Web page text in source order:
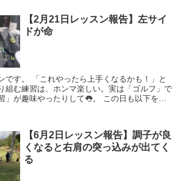
【2月21日レッスン報告】左サイ
ドが命
なるかも！」と
組む練習は、ホンマ楽しい。実は「ゴルフ」で
やったりして👅。 この日も以下を念
【6月2日レッスン報告】調子が良
くなると右肩の突っ込みが出てく
る